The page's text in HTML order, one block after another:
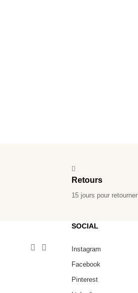
Retours
15 jours pour retourner
 
SOCIAL
Instagram
Facebook
Pinterest